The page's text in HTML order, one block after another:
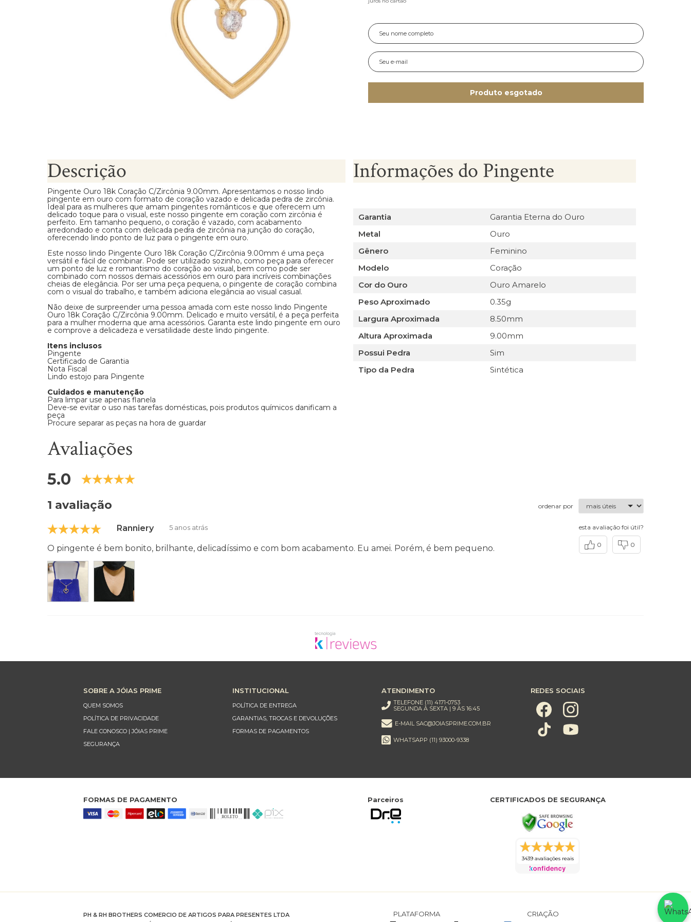
Produto esgotado
Descrição
Pingente Ouro 18k Coração C/Zircônia 9.00mm. Apresentamos o nosso lindo
pingente em ouro com formato de coração vazado e delicada pedra de zircônia.
Ideal para as mulheres que amam pingentes românticos e que oferecem um
delicado toque para o visual, este nosso pingente em coração com zircônia é
perfeito. Em tamanho pequeno, o coração é vazado, com acabamento
arredondado e conta com delicada pedra de zircônia na junção do coração,
oferecendo lindo ponto de luz para o pingente em ouro.
Este nosso lindo Pingente Ouro 18k Coração C/Zircônia 9.00mm é uma peça
versátil e fácil de combinar. Pode ser utilizado sozinho, como peça para oferecer
um ponto de luz e romantismo do coração ao visual, bem como pode ser
combinado com nossos demais acessórios em ouro para incríveis combinações
cheias de elegância. Por ser uma peça pequena, o pingente de coração combina
com o visual do trabalho, e também adiciona elegância ao visual casual.
Não deixe de surpreender uma pessoa amada com este nosso lindo Pingente
Ouro 18k Coração C/Zircônia 9.00mm. Delicado e muito versátil, é a peça perfeita
para a mulher moderna que ama acessórios. Garanta este lindo pingente em ouro
e comprove a delicadeza e versatilidade deste lindo pingente.
Itens inclusos
Pingente
Certificado de Garantia
Nota Fiscal
Lindo estojo para Pingente
Cuidados e manutenção
Para limpar use apenas flanela
Deve-se evitar o uso nas tarefas domésticas, pois produtos químicos danificam a
peça
Procure separar as peças na hora de guardar
Informações do Pingente
Garantia
Garantia Eterna do Ouro
Metal
Ouro
Gênero
Feminino
Modelo
Coração
Cor do Ouro
Ouro Amarelo
Peso Aproximado
0.35g
Largura Aproximada
8.50mm
Altura Aproximada
9.00mm
Possui Pedra
Sim
Tipo da Pedra
Sintética
Avaliações
5.0
1 avaliação ordenar por
Ranniery 5 anos atrás
O pingente é bem bonito, brilhante, delicadíssimo e com bom acabamento. Eu amei. Porém, é bem pequeno.
esta avaliação foi útil?
0 0
SOBRE A JÓIAS PRIME
QUEM SOMOS
POLÍTICA DE PRIVACIDADE
FALE CONOSCO | JÓIAS PRIME
SEGURANÇA
INSTITUCIONAL
POLÍTICA DE ENTREGA
GARANTIAS, TROCAS E DEVOLUÇÕES
FORMAS DE PAGAMENTOS
ATENDIMENTO
TELEFONE (11) 4171-0753
SEGUNDA À SEXTA | 9 ÀS 16:45
E-MAIL SAC@JOIASPRIME.COM.BR
WHATSAPP (11) 93000-9338
REDES SOCIAIS
FORMAS DE PAGAMENTO Parceiros CERTIFICADOS DE SEGURANÇA
3439 avaliações reais
PH & RH BROTHERS COMERCIO DE ARTIGOS PARA PRESENTES LTDA
PLATAFORMA CRIAÇÃO